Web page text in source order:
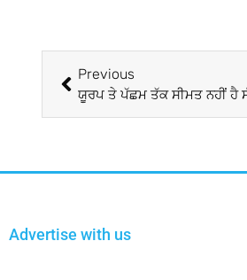
Previous
Advertise with us